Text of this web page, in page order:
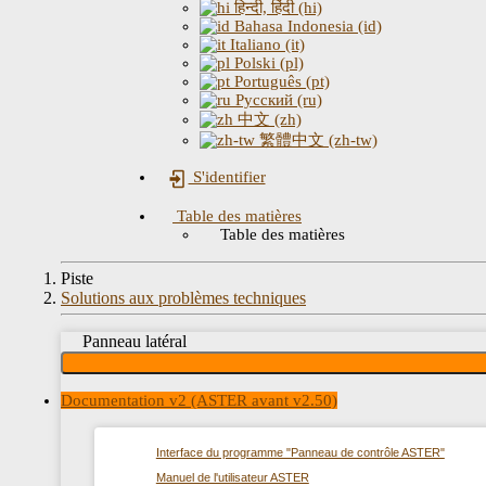
हिन्दी, हिंदी (hi)
Bahasa Indonesia (id)
Italiano (it)
Polski (pl)
Português (pt)
Русский (ru)
中文 (zh)
繁體中文 (zh-tw)
S'identifier
Table des matières
Table des matières
Piste
Solutions aux problèmes techniques
Panneau latéral
Documentation v2 (ASTER avant v2.50)
Interface du programme "Panneau de contrôle ASTER"
Manuel de l'utilisateur ASTER